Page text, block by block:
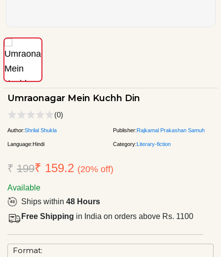
Umraonagar Mein Kuchh Din
(0)
Author:Shrilal Shukla Publisher:Rajkamal Prakashan Samuh
Language:Hindi Category:Literary-fiction
₹ 199₹ 159.2 (20% off)
Available
Ships within 48 Hours
Free Shipping in India on orders above Rs. 1100
Format: